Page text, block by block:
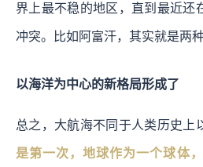
界上最不稳的地区，直到最近还
冲突。比如阿富汗，其实就是两
以海洋为中心的新格局形成了
总之，大航海不同于人类历史上
是第一次，地球作为一个球体